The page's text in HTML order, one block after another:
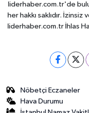
liderhaber.com.tr'de
her hakkı saklıdır.
liderhaber.com.tr İhlas
Nöbetçi Eczaneler
Hava Durumu